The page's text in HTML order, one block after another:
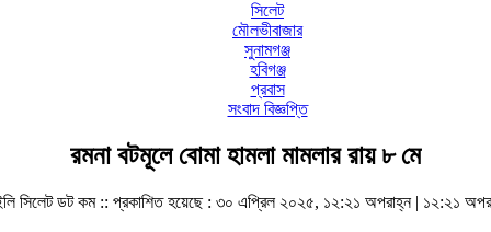
সিলেট
মৌলভীবাজার
সুনামগঞ্জ
হবিগঞ্জ
প্রবাস
সংবাদ বিজ্ঞপ্তি
রমনা বটমূলে বোমা হামলা মামলার রায় ৮ মে
সিলেট ডট কম ::প্রকাশিত হয়েছে : ৩০ এপ্রিল ২০২৫, ১২:২১ অপরাহ্ন | ১২:২১